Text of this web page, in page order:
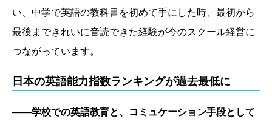
い、中学で英語の教科書を初めて手にした時、最初から
最後まできれいに音読できた経験が今のスクール経営に
つながっています。
日本の英語能力指数ランキングが過去最低に
――学校での英語教育と、コミュケーション手段として